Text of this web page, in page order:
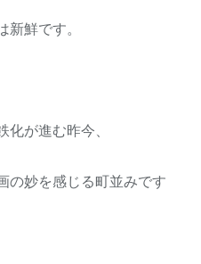
新鮮です。
化が進む昨今、
の妙を感じる町並みです